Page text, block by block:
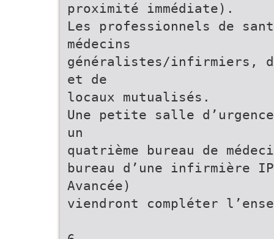
proximité immédiate).
Les professionnels de
médecins
généralistes/infirmiers,
et de
locaux mutualisés.
Une petite salle
un
quatrième bureau de
bureau d’une infirmière
Avancée)
viendront compléter